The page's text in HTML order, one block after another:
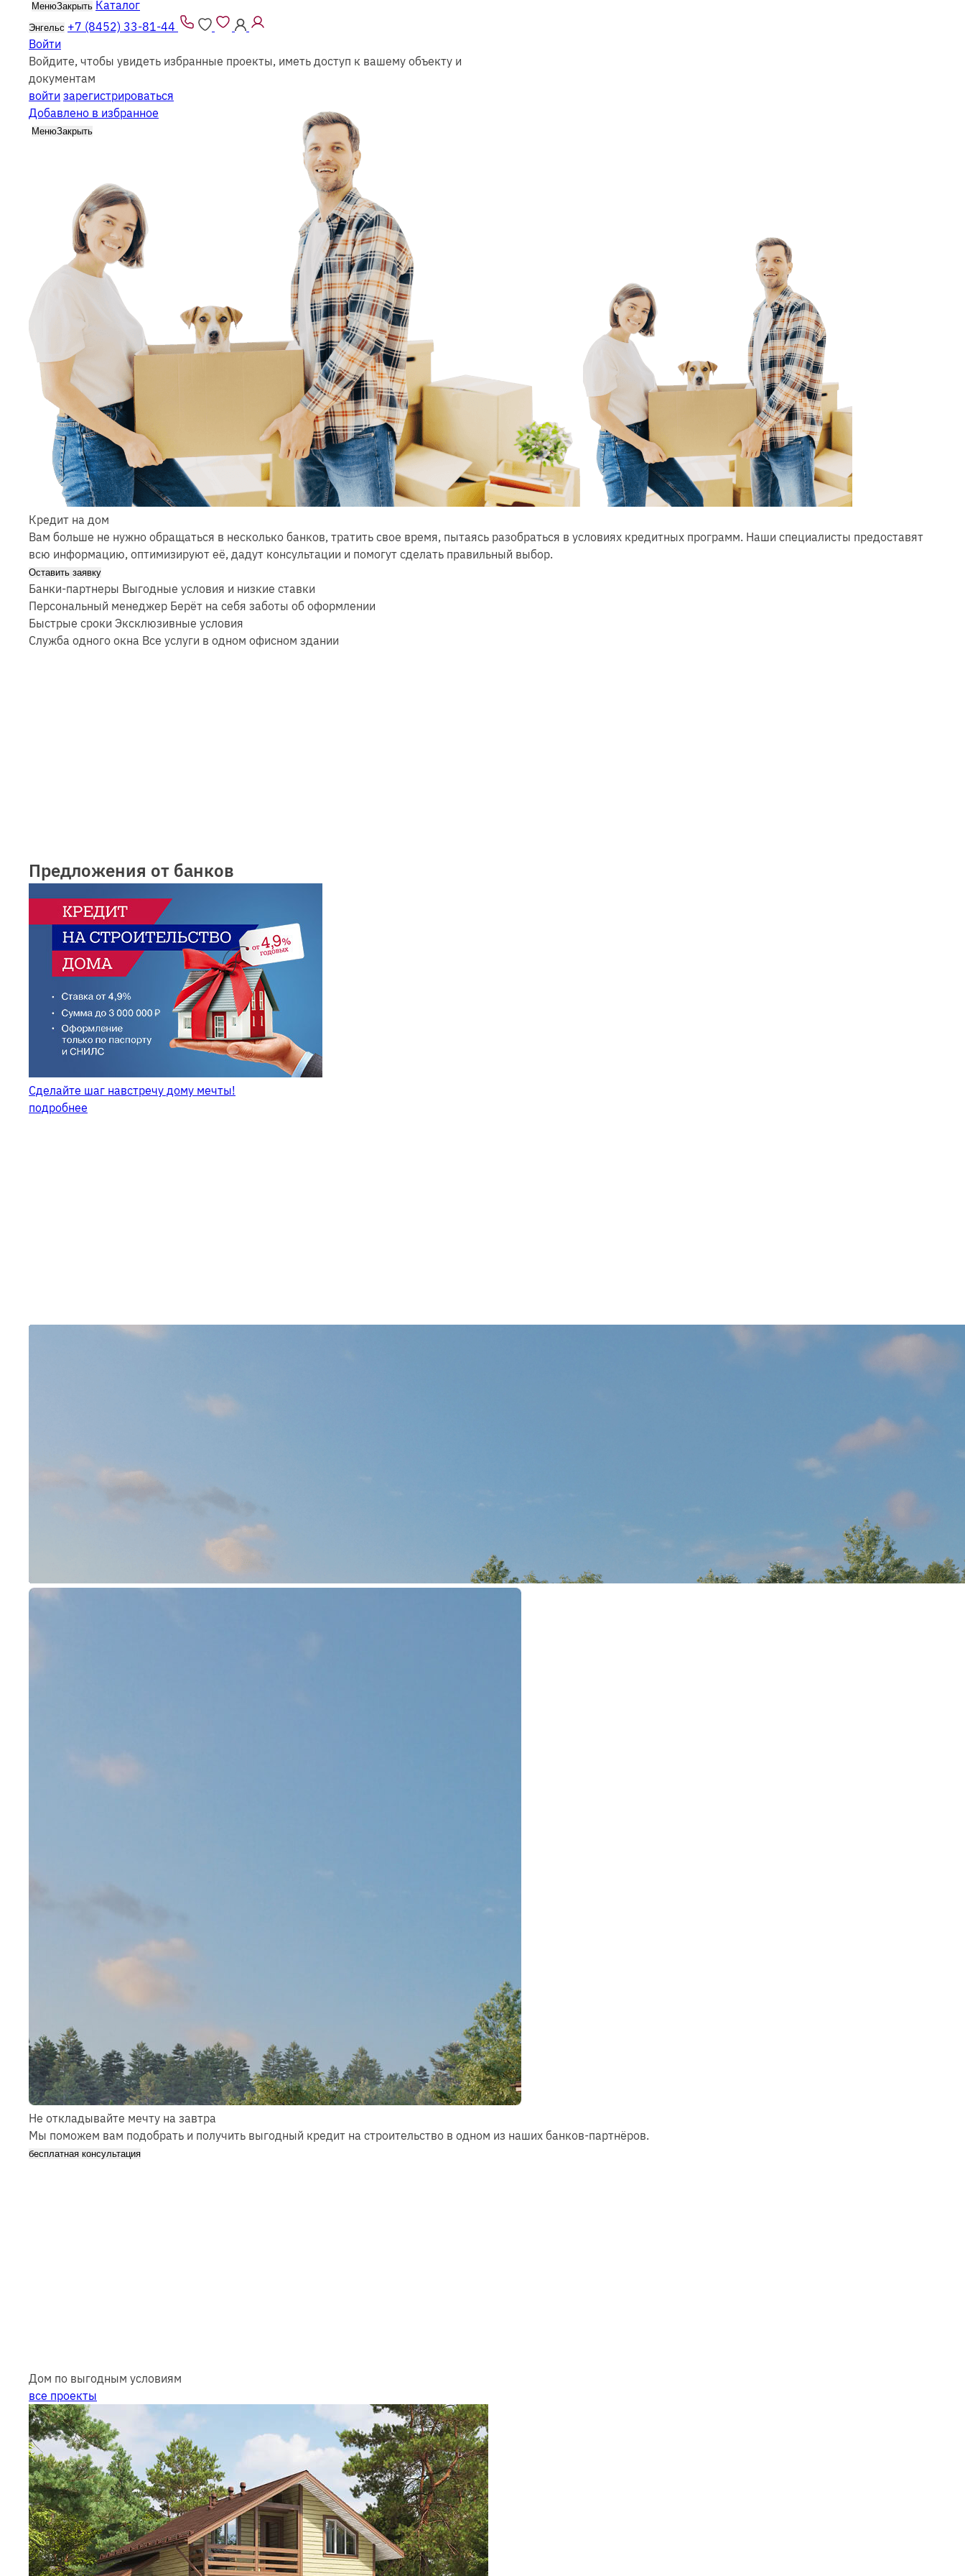
МенюЗакрыть Каталог
Энгельс +7 (8452) 33-81-44
Войти
Войдите, чтобы увидеть избранные проекты, иметь доступ к вашему объекту и
документам
войти зарегистрироваться
Добавлено в избранное
МенюЗакрыть
Кредит на дом
Вам больше не нужно обращаться в несколько банков, тратить свое время, пытаясь разобраться в условиях кредитных программ. Наши специалисты предоставят
всю информацию, оптимизируют её, дадут консультации и помогут сделать правильный выбор.
Оставить заявку
Банки-партнеры Выгодные условия и низкие ставки
Персональный менеджер Берёт на себя заботы об оформлении
Быстрые сроки Эксклюзивные условия
Служба одного окна Все услуги в одном офисном здании
Предложения от банков
Сделайте шаг навстречу дому мечты!
подробнее
Не откладывайте мечту на завтра
Мы поможем вам подобрать и получить выгодный кредит на строительство в одном из наших банков-партнёров.
бесплатная консультация
Дом по выгодным условиям
все проекты